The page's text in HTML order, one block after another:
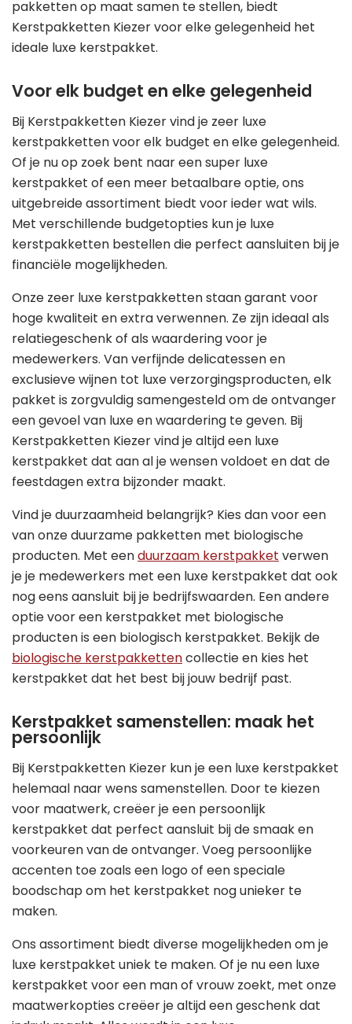
pakketten op maat samen te stellen, biedt
Kerstpakketten Kiezer voor elke gelegenheid het
ideale luxe kerstpakket.
Voor elk budget en elke gelegenheid
Bij Kerstpakketten Kiezer vind je zeer luxe
kerstpakketten voor elk budget en elke gelegenheid.
Of je nu op zoek bent naar een super luxe
kerstpakket of een meer betaalbare optie, ons
uitgebreide assortiment biedt voor ieder wat wils.
Met verschillende budgetopties kun je luxe
kerstpakketten bestellen die perfect aansluiten bij je
financiële mogelijkheden.
Onze zeer luxe kerstpakketten staan garant voor
hoge kwaliteit en extra verwennen. Ze zijn ideaal als
relatiegeschenk of als waardering voor je
medewerkers. Van verfijnde delicatessen en
exclusieve wijnen tot luxe verzorgingsproducten, elk
pakket is zorgvuldig samengesteld om de ontvanger
een gevoel van luxe en waardering te geven. Bij
Kerstpakketten Kiezer vind je altijd een luxe
kerstpakket dat aan al je wensen voldoet en dat de
feestdagen extra bijzonder maakt.
Vind je duurzaamheid belangrijk? Kies dan voor een
van onze duurzame pakketten met biologische
producten. Met eenduurzaam kerstpakket verwen
je je medewerkers met een luxe kerstpakket dat ook
nog eens aansluit bij je bedrijfswaarden. Een andere
optie voor een kerstpakket met biologische
producten is een biologisch kerstpakket. Bekijk de
biologische kerstpakkettencollectie en kies het
kerstpakket dat het best bij jouw bedrijf past.
Kerstpakket samenstellen: maak het
persoonlijk
Bij Kerstpakketten Kiezer kun je een luxe kerstpakket
helemaal naar wens samenstellen. Door te kiezen
voor maatwerk, creëer je een persoonlijk
kerstpakket dat perfect aansluit bij de smaak en
voorkeuren van de ontvanger. Voeg persoonlijke
accenten toe zoals een logo of een speciale
boodschap om het kerstpakket nog unieker te
maken.
Ons assortiment biedt diverse mogelijkheden om je
luxe kerstpakket uniek te maken. Of je nu een luxe
kerstpakket voor een man of vrouw zoekt, met onze
maatwerkopties creëer je altijd een geschenk dat